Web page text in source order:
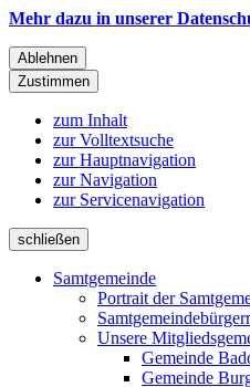
Mehr dazu in unserer
Ablehnen
Zustimmen
zum Inhalt
zur Volltextsuche
zur Hauptnavigation
zur Navigation
zur Servicenavigation
schließen
Samtgemeinde
Portrait der
Unsere
Gemeinde
Gemeinde